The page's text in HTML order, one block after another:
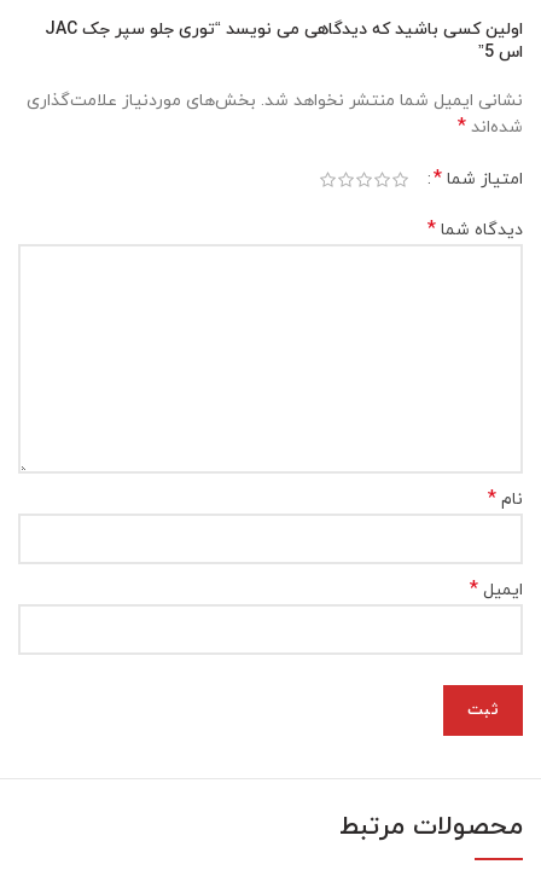
اولین کسی باشید که دیدگاهی می نویسد “توری جلو سپر جک JAC
اس 5”
نشانی ایمیل شما منتشر نخواهد شد. بخش‌های موردنیاز علامت‌گذاری
شده‌اند *
امتیاز شما *
دیدگاه شما *
نام *
ایمیل *
محصولات مرتبط